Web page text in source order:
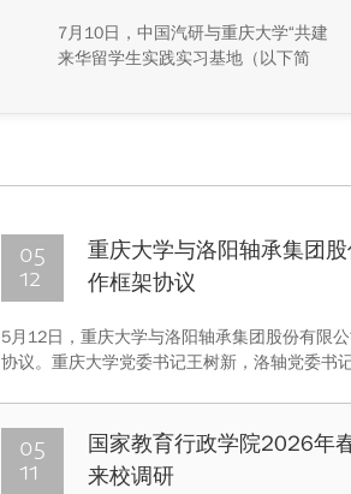
7月10日，中国汽研与重庆大学“共建
来华留学生实践实习基地（以下简
学生事务管理中心主任阳春出席活
及来华留学生代表共同参与。
05
12
重庆大学与洛阳轴承集团
作框架协议
5月12日，重庆大学与洛阳轴承集团股份有限
协议。重庆大学党委书记王树新，洛轴党委书
05
11
国家教育行政学院2026年
来校调研